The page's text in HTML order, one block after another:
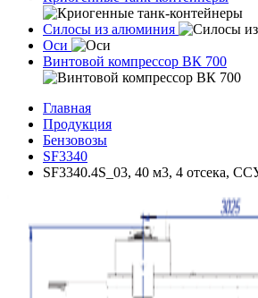
Силосы из алюминия
Оси
Винтовой компрессор ВК 700
Главная
Продукция
Бензовозы
SF3340
SF3340.4S_03, 40 м3, 4 отсека,